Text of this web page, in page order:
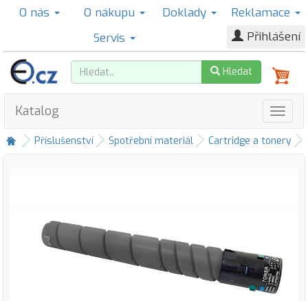
O nás O nákupu Doklady
Reklamace
Servis
Přihlášení
Hledat
Katalog
Příslušenství Spotřební materiál Cartridge a tonery